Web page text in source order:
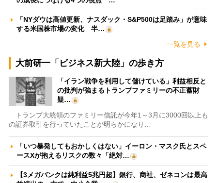
「NYダウは高値更新、ナスダック・S&P500は足踏み」が意味
する米国株市場の変化 半…
一覧を見る
大前研一「ビジネス新大陸」の歩き方
「イラン戦争を利用して儲けている」利益相反と
の批判が強まるトランプファミリーの不正蓄財
疑…
トランプ大統領のファミリー信託が今年1～3月に3000回以上も
の証券取引を行っていたことが明らかになり…
「いつ暴発してもおかしくはない」イーロン・マスク氏とスペ
ースXが抱えるリスクの数々「絶対…
【3メガバンクは純利益5兆円超】銀行、商社、ゼネコンは最高